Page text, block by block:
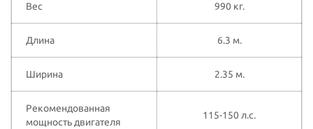
Вес 990 кг.
Длина 6.3 м.
Ширина 2.35 м.
Рекомендованная
мощность двигателя
115-150 л.с.